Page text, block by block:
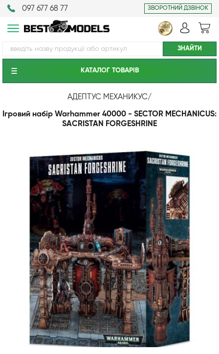
097 677 68 77 ЗВОРОТНИЙ ДЗВІНОК
КАТАЛОГ ТОВАРIВ
АДЕПТУС МЕХАНИКУС/
Ігровий набір Warhammer 40000 - SECTOR MECHANICUS:
SACRISTAN FORGESHRINE